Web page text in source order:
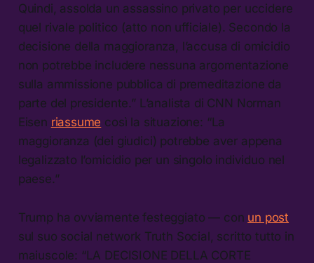
Quindi, assolda un assassino privato per uccidere
quel rivale politico (atto non ufficiale). Secondo la
decisione della maggioranza, l’accusa di omicidio
non potrebbe includere nessuna argomentazione
sulla ammissione pubblica di premeditazione da
parte del presidente.” L’analista di CNN Norman
Eisen riassume così la situazione: “La
maggioranza (dei giudici) potrebbe aver appena
legalizzato l’omicidio per un singolo individuo nel
paese.”
Trump ha ovviamente festeggiato — con un post
sul suo social network Truth Social, scritto tutto in
maiuscole: “LA DECISIONE DELLA CORTE